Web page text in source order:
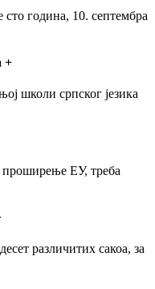
година, 10. септембра
+
школи српског језика
проширење ЕУ, треба
различитих сакоа, за